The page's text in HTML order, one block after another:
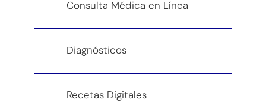
Consulta Médica en Línea
Diagnósticos
Recetas Digitales